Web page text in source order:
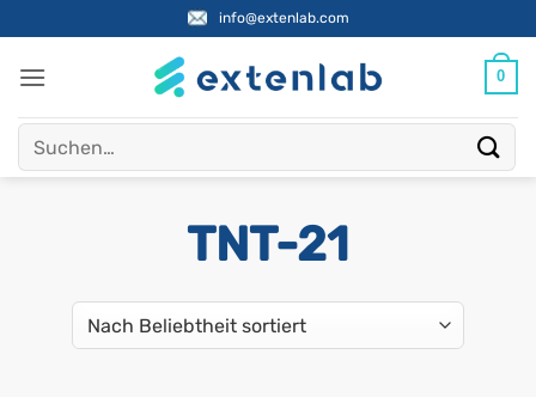
Inhalt
springen
info@extenlab.com
0
Suchen
nach:
TNT-21